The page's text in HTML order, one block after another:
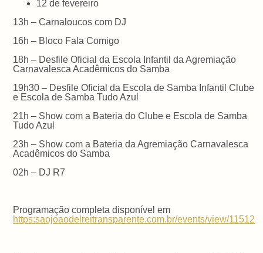
12 de fevereiro
13h – Carnaloucos com DJ
16h – Bloco Fala Comigo
18h – Desfile Oficial da Escola Infantil da Agremiação
Carnavalesca Acadêmicos do Samba
19h30 – Desfile Oficial da Escola de Samba Infantil Clube
e Escola de Samba Tudo Azul
21h – Show com a Bateria do Clube e Escola de Samba
Tudo Azul
23h – Show com a Bateria da Agremiação Carnavalesca
Acadêmicos do Samba
02h – DJ R7
Programação completa disponível em
https:saojoaodelreitransparente.com.br/events/view/11512